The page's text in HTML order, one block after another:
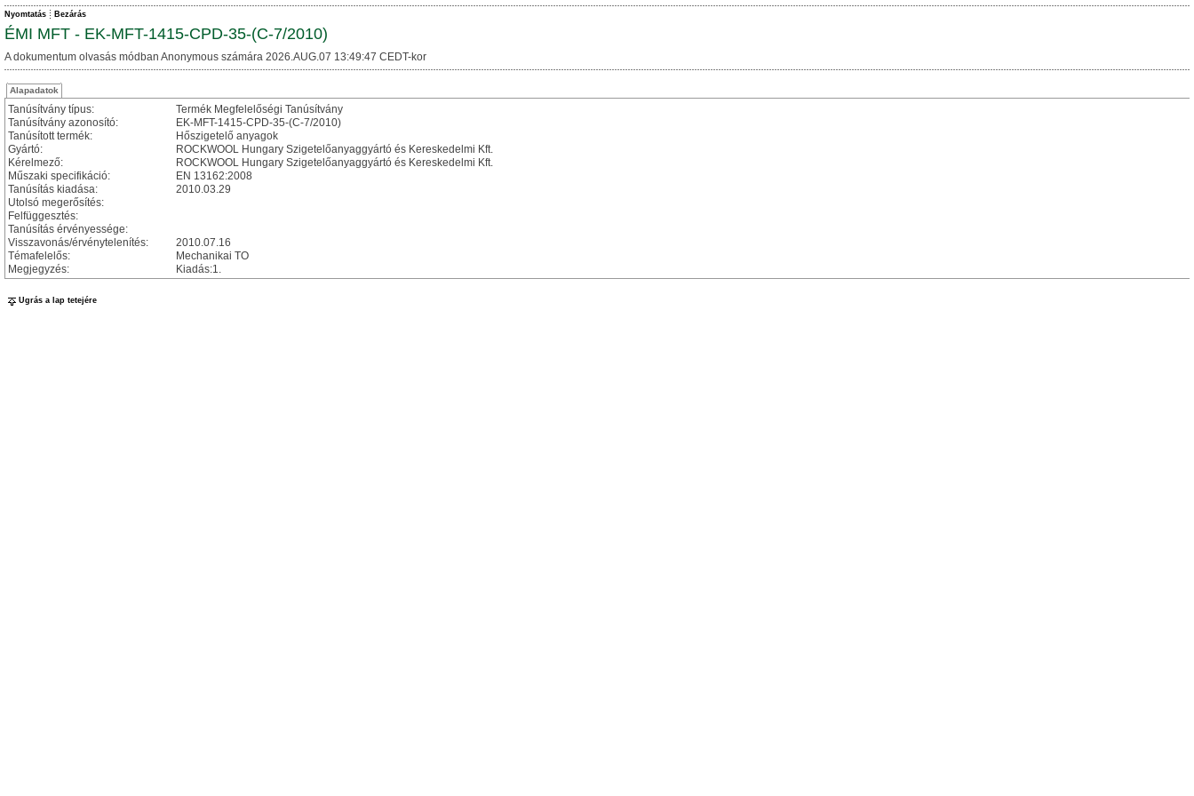
Nyomtatás Bezárás
ÉMI MFT - EK-MFT-1415-CPD-35-(C-7/2010)
A dokumentum olvasás módban Anonymous számára 2026.AUG.07 13:49:47 CEDT-kor
Alapadatok
Tanúsítvány típus:
Termék Megfelelőségi Tanúsítvány
Tanúsítvány azonosító:
EK-MFT-1415-CPD-35-(C-7/2010)
Tanúsított termék:
Hőszigetelő anyagok
Gyártó:
ROCKWOOL Hungary Szigetelőanyaggyártó és Kereskedelmi Kft.
Kérelmező:
ROCKWOOL Hungary Szigetelőanyaggyártó és Kereskedelmi Kft.
Műszaki specifikáció:
EN 13162:2008
Tanúsítás kiadása:
2010.03.29
Utolsó megerősítés:
Felfüggesztés:
Tanúsítás érvényessége:
Visszavonás/érvénytelenítés:
2010.07.16
Témafelelős:
Mechanikai TO
Megjegyzés:
Kiadás:1.
Ugrás a lap tetejére